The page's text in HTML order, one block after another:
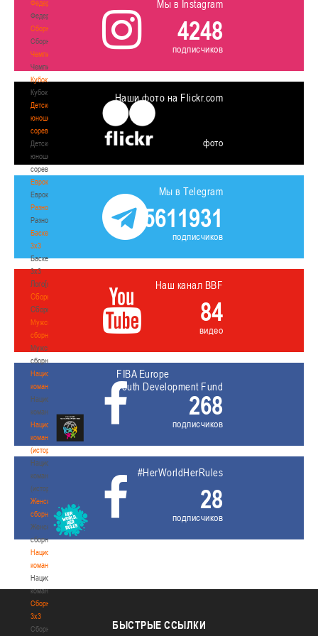
Федерация
Федерация
Сборные
Сборные
Чемпионат
Чемпионат
Кубок
Кубок
Детско-
юношеские
соревнования
Детско-
юношеские
соревнования
Еврокубки
Еврокубки
Разное
Разное
Баскетбол
3х3
Баскетбол
3х3
Лого[modid=121]
Сборные
Сборные
Мужские
сборные
Мужские
сборные
Национальная
команда
Национальная
команда
Национальная
команда
(история)
Национальная
команда
(история)
Женские
сборные
Женские
сборные
Национальная
команда
Национальная
команда
Сборные
3х3
Сборные
Мы в Instagram
4248
подписчиков
Наши фото на Flickr.com
фото
Мы в Telegram
5611931
подписчиков
Наш канал BBF
84
видео
FIBA Europe
Youth Development Fund
268
подписчиков
#HerWorldHerRules
28
подписчиков
БЫСТРЫЕ ССЫЛКИ